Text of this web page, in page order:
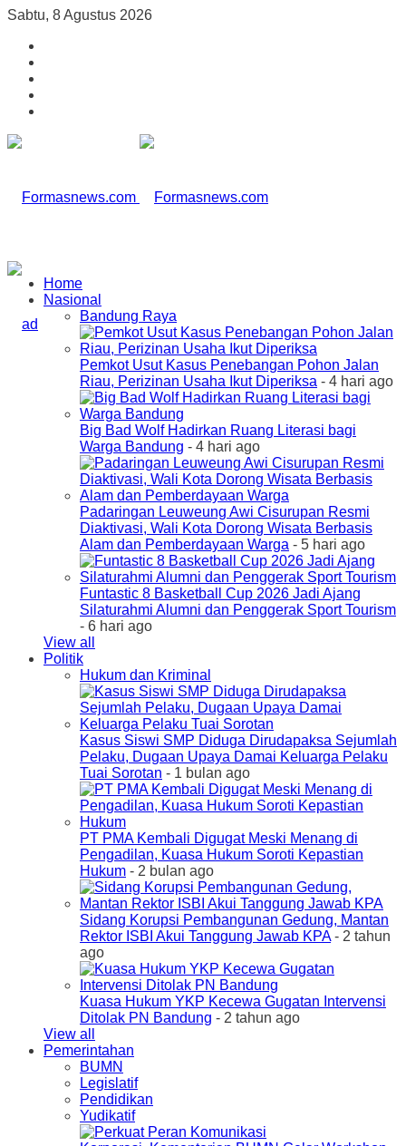
Sabtu, 8 Agustus 2026
Home
Nasional
Bandung Raya
Pemkot Usut Kasus Penebangan Pohon Jalan
Riau, Perizinan Usaha Ikut Diperiksa - 4 hari ago
Big Bad Wolf Hadirkan Ruang Literasi bagi
Warga Bandung - 4 hari ago
Padaringan Leuweung Awi Cisurupan Resmi
Diaktivasi, Wali Kota Dorong Wisata Berbasis
Alam dan Pemberdayaan Warga - 5 hari ago
Funtastic 8 Basketball Cup 2026 Jadi Ajang
Silaturahmi Alumni dan Penggerak Sport Tourism
- 6 hari ago
View all
Politik
Hukum dan Kriminal
Kasus Siswi SMP Diduga Dirudapaksa Sejumlah
Pelaku, Dugaan Upaya Damai Keluarga Pelaku
Tuai Sorotan - 1 bulan ago
PT PMA Kembali Digugat Meski Menang di
Pengadilan, Kuasa Hukum Soroti Kepastian
Hukum - 2 bulan ago
Sidang Korupsi Pembangunan Gedung, Mantan
Rektor ISBI Akui Tanggung Jawab KPA- 2 tahun
ago
Kuasa Hukum YKP Kecewa Gugatan Intervensi
Ditolak PN Bandung - 2 tahun ago
View all
Pemerintahan
BUMN
Legislatif
Pendidikan
Yudikatif